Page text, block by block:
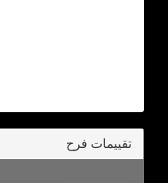
تقييمات فرح